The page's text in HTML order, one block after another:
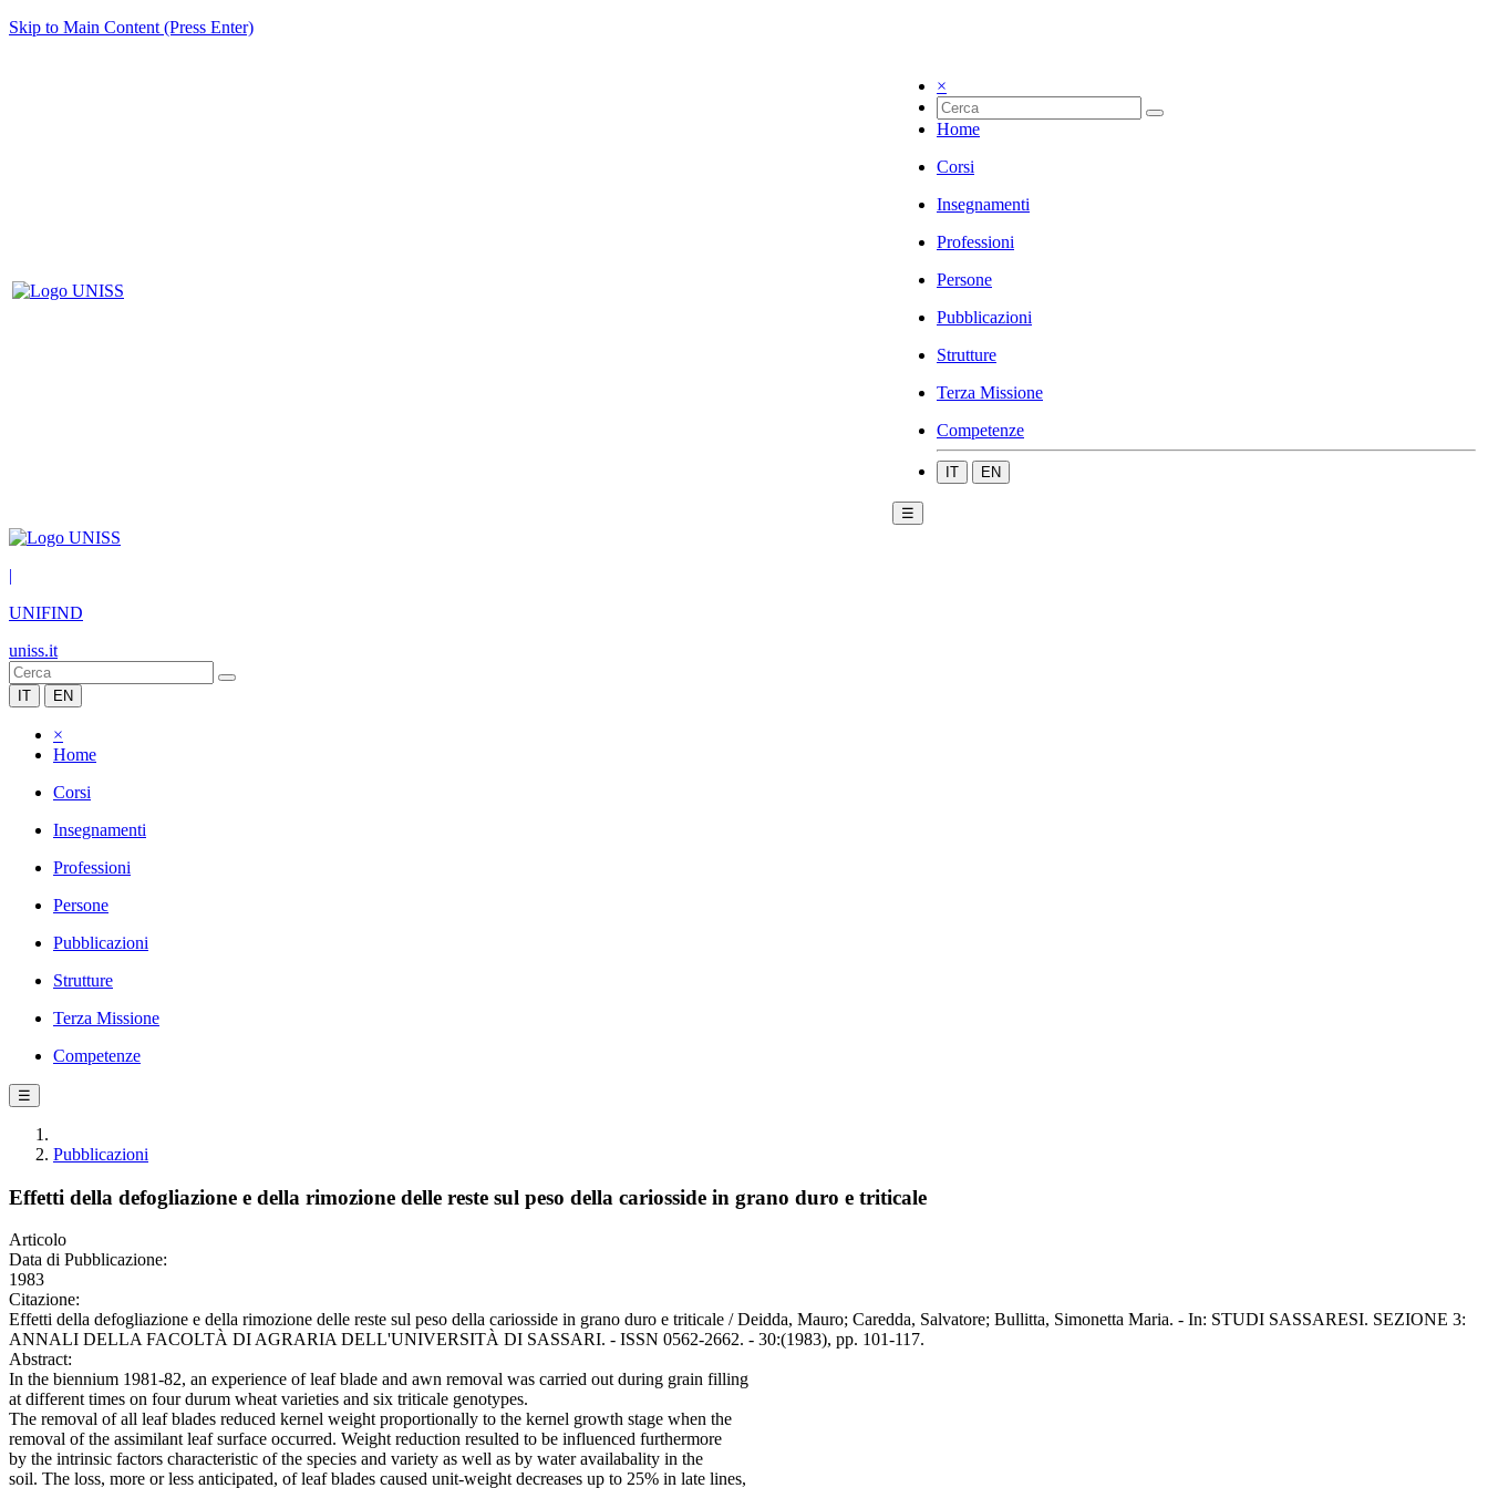
Skip to Main Content (Press Enter)
×
Home
Corsi
Insegnamenti
Professioni
Persone
Pubblicazioni
Strutture
Terza Missione
Competenze
IT EN
☰
|
UNIFIND
uniss.it
IT EN
×
Home
Corsi
Insegnamenti
Professioni
Persone
Pubblicazioni
Strutture
Terza Missione
Competenze
☰
Pubblicazioni
Effetti della defogliazione e della rimozione delle reste sul peso della cariosside in grano duro e triticale
Articolo
Data di Pubblicazione:
1983
Citazione:
Effetti della defogliazione e della rimozione delle reste sul peso della cariosside in grano duro e triticale / Deidda, Mauro; Caredda, Salvatore; Bullitta, Simonetta Maria. - In: STUDI SASSARESI. SEZIONE 3:
ANNALI DELLA FACOLTÀ DI AGRARIA DELL'UNIVERSITÀ DI SASSARI. - ISSN 0562-2662. - 30:(1983), pp. 101-117.
Abstract:
In the biennium 1981-82, an experience of leaf blade and awn removal was carried out during grain filling
at different times on four durum wheat varieties and six triticale genotypes.
The removal of all leaf blades reduced kernel weight proportionally to the kernel growth stage when the
removal of the assimilant leaf surface occurred. Weight reduction resulted to be influenced furthermore
by the intrinsic factors characteristic of the species and variety as well as by water availabality in the
soil. The loss, more or less anticipated, of leaf blades caused unit-weight decreases up to 25% in late lines,